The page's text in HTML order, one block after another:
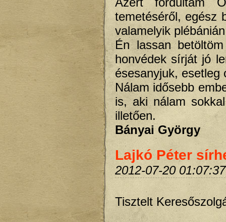
temetéséről, egész
valamelyik
Én lassan
honvédek sírját jó
ésesanyjuk, esetleg
Nálam idősebb
is, aki nálam
illetően.
Bányai György
Lajkó Péter
2012-07-20 01:07:37
Tisztelt